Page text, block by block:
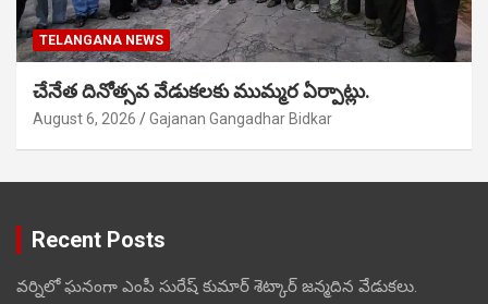
TELANGANA NEWS
చేనేత దినోత్సవ వేడుకలకు ముమ్మర ఏర్పాట్లు.
August 6, 2026 Gajanan Gangadhar Bidkar
Recent Posts
వర్నిలో ఘనంగా ఎంపీ సురేష్ కుమార్ శెట్కార్ జన్మదిన వేడుకలు.